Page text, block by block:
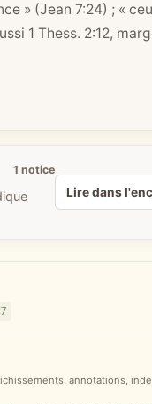
» (Jean 7:24) ; «
1 Thess. 2:12,
1 notice
Lire dans
annotations,